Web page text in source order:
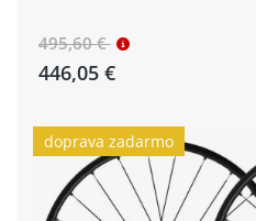
495,60 €
446,05 €
doprava zadarmo